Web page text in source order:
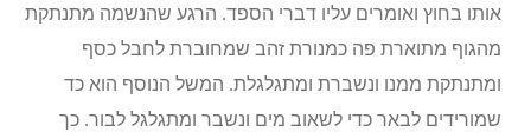
אותו בחוץ ואומרים עליו דברי הספד. הרגע שהנשמה מתנתקת
מהגוף מתוארת פה כמנורת זהב שמחוברת לחבל כסף
ומתנתקת ממנו ונשברת ומתגלגלת. המשל הנוסף הוא כד
שמורידים לבאר כדי לשאוב מים ונשבר ומתגלגל לבור. כך